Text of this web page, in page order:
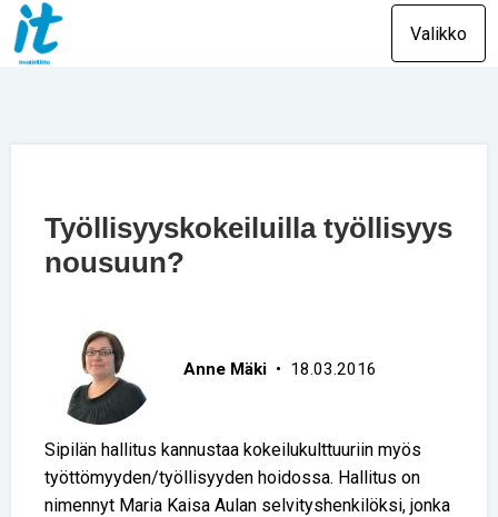
Valikko
Työllisyyskokeiluilla työllisyys
nousuun?
Anne Mäki • 18.03.2016
Sipilän hallitus kannustaa kokeilukulttuuriin myös
työttömyyden/työllisyyden hoidossa. Hallitus on
nimennyt Maria Kaisa Aulan selvityshenkilöksi, jonka